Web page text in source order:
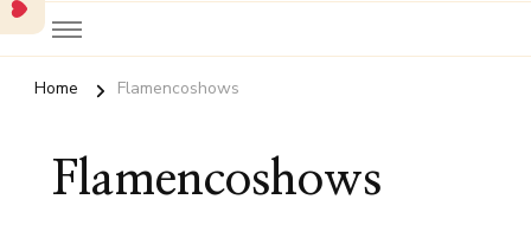
Home Flamencoshows
Flamencoshows